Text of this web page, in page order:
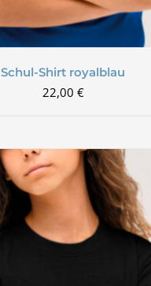
Schul-Shirt royalblau
22,00 €